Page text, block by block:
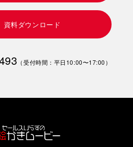
資料ダウンロード
（受付時間：平日10:00〜17:00）